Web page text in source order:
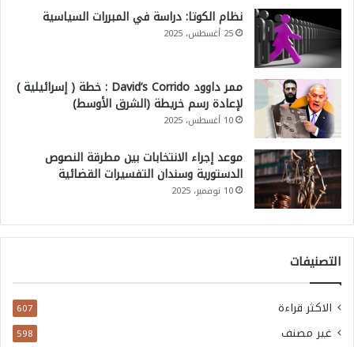
نظام الكوتا: دراسة في المبررات السياسية
25 أغسطس، 2025
ممر داوود David’s Corrido : خطة ( إسرائيلية )
لإعادة رسم خريطة (الشرق الأوسط)
10 أغسطس، 2025
موعد إجراء الانتخابات بين مطرقة النصوص
الدستورية وسندان التفسيرات القضائية
10 نوفمبر، 2025
التصنيفات
الاكثر قراءة 607
غير مصنف 598